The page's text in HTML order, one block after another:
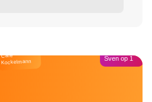
Café
Kockelmann Sven op 1